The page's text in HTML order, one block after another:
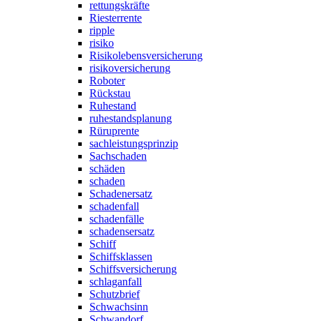
rettungskräfte
Riesterrente
ripple
risiko
Risikolebensversicherung
risikoversicherung
Roboter
Rückstau
Ruhestand
ruhestandsplanung
Rüruprente
sachleistungsprinzip
Sachschaden
schäden
schaden
Schadenersatz
schadenfall
schadenfälle
schadensersatz
Schiff
Schiffsklassen
Schiffsversicherung
schlaganfall
Schutzbrief
Schwachsinn